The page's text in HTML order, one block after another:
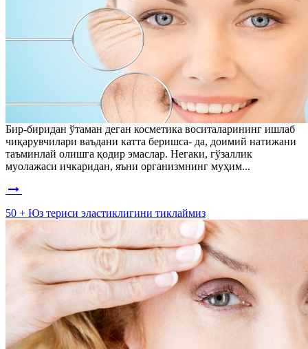
Бир-биридан ўтаман деган косметика воситаларининг ишлаб
чиқарувчилари ваъдани катта беришса- да, доимий натижани
таъминлай олишга қодир эмаслар. Негаки, гўзаллик
муолажаси ичкаридан, яъни организмнинг муҳим...
50 + Юз териси эластиклигини тиклаймиз